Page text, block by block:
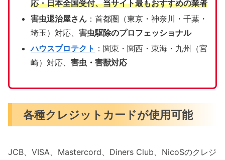
応・日本全国受付、当サイト最もおすすめの業者
害虫退治屋さん：首都圏（東京・神奈川・千葉・
埼玉）対応、 害虫駆除のプロフェッショナル
ハウスプロテクト ：関東・関西・東海・九州（宮
崎）対応、 害虫・害獣対応
各種クレジットカードが使用可能
JCB、VISA、Mastercord、Diners Club、NicoSのクレジ